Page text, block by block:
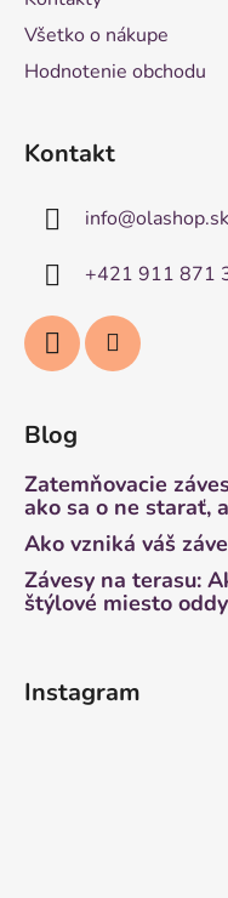
Všetko o nákupe
Hodnotenie obchodu
Kontakt
info@olashop.sk
+421 911 871
Blog
Zatemňovacie
ako sa o ne starať,
Ako vzniká váš
Závesy na terasu:
štýlové miesto
Instagram